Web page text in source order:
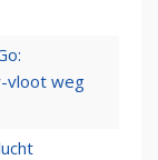
vloot weg